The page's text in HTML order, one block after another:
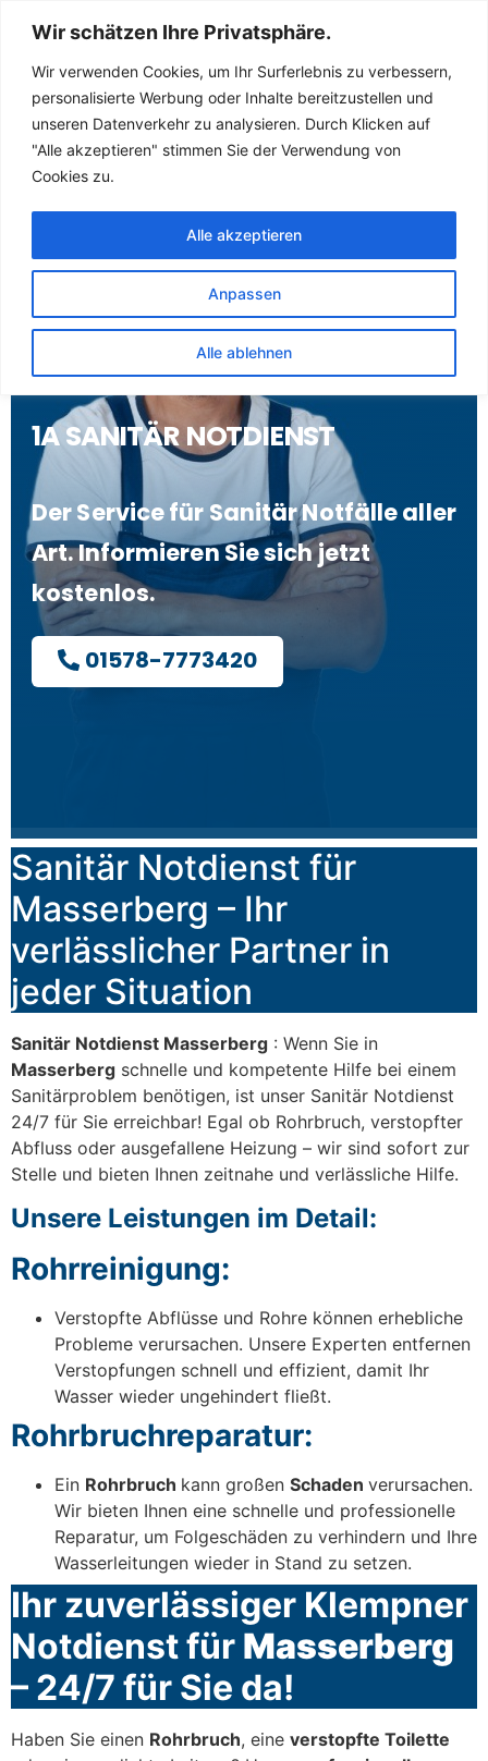
Wir schätzen Ihre Privatsphäre.
Wir verwenden Cookies, um Ihr Surferlebnis zu verbessern,
personalisierte Werbung oder Inhalte bereitzustellen und
unseren Datenverkehr zu analysieren. Durch Klicken auf
"Alle akzeptieren" stimmen Sie der Verwendung von
Cookies zu.
Anpassen
Alle ablehnen
Alle akzeptieren
Sanitär Notdienst
(Klempner) für
Masserberg
1A SANITÄR NOTDIENST
Der Service für Sanitär Notfälle aller
Art. Informieren Sie sich jetzt
kostenlos.
01578-7773420
Sanitär Notdienst für
Masserberg – Ihr
verlässlicher Partner in
jeder Situation
Sanitär Notdienst Masserberg : Wenn Sie in
Masserberg schnelle und kompetente Hilfe bei einem
Sanitärproblem benötigen, ist unser Sanitär Notdienst
24/7 für Sie erreichbar! Egal ob Rohrbruch, verstopfter
Abfluss oder ausgefallene Heizung – wir sind sofort zur
Stelle und bieten Ihnen zeitnahe und verlässliche Hilfe.
Unsere Leistungen im Detail:
Rohrreinigung:
Verstopfte Abflüsse und Rohre können erhebliche
Probleme verursachen. Unsere Experten entfernen
Verstopfungen schnell und effizient, damit Ihr
Wasser wieder ungehindert fließt.
Rohrbruchreparatur:
Ein Rohrbruch kann großen Schaden verursachen.
Wir bieten Ihnen eine schnelle und professionelle
Reparatur, um Folgeschäden zu verhindern und Ihre
Wasserleitungen wieder in Stand zu setzen.
Ihr zuverlässiger Klempner
Notdienst für Masserberg
– 24/7 für Sie da!
Haben Sie einen Rohrbruch, eine verstopfte Toilette